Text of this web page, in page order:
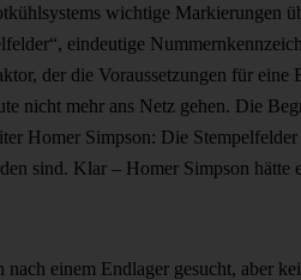
wichtige Markierungen
eindeutige
der die Voraussetzungen für
nicht mehr ans Netz gehen. Die
Homer Simpson: Die
sind. Klar – Homer Simpson hätte
einem Endlager gesucht, aber